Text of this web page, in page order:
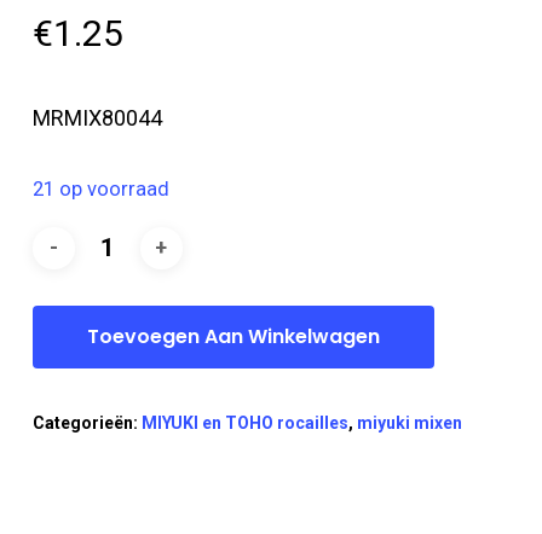
€1.25
MRMIX80044
21 op voorraad
Toevoegen Aan Winkelwagen
Categorieën: MIYUKI en TOHO rocailles, miyuki mixen